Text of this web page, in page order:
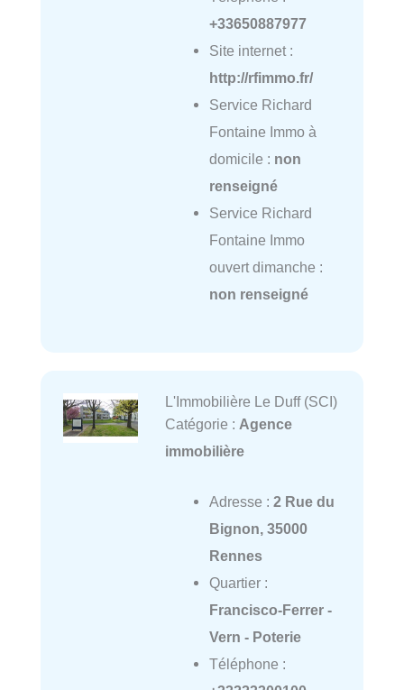
+33650887977
Site internet :
http://rfimmo.fr/
Service Richard
Fontaine Immo à
domicile : non
renseigné
Service Richard
Fontaine Immo
ouvert dimanche :
non renseigné
L'Immobilière Le Duff (SCI)
Catégorie : Agence
immobilière
Adresse : 2 Rue du
Bignon, 35000
Rennes
Quartier :
Francisco-Ferrer -
Vern - Poterie
Téléphone :